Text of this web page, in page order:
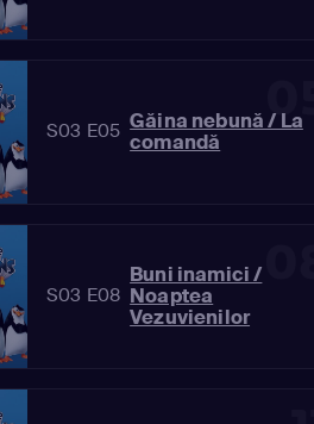
05
S03 E05 Găina nebună / La
comandă
S03 E08
Buni inamici /
Noaptea
Vezuvienilor